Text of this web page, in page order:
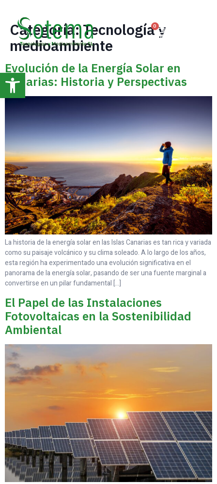
Abrir barra de herramientas
0
Categoría:Tecnología y
medioambiente
Evolución de la Energía Solar en
Canarias: Historia y Perspectivas
La historia de la energía solar en las Islas Canarias es tan rica y variada
como su paisaje volcánico y su clima soleado. A lo largo de los años,
esta región ha experimentado una evolución significativa en el
panorama de la energía solar, pasando de ser una fuente marginal a
convertirse en un pilar fundamental […]
El Papel de las Instalaciones
Fotovoltaicas en la Sostenibilidad
Ambiental